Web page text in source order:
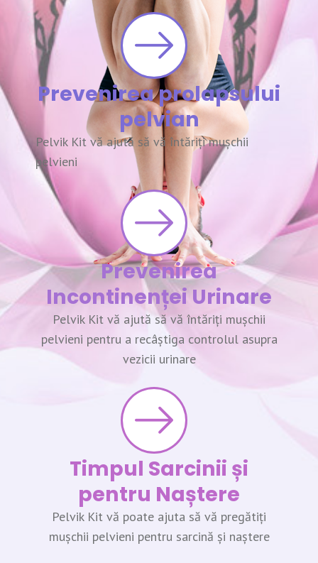
Prevenirea prolapsului
pelvian
Pelvik Kit vă ajută să vă întăriți mușchii
pelvieni
Prevenirea
Incontinenței Urinare
Pelvik Kit vă ajută să vă întăriți mușchii
pelvieni pentru a recâștiga controlul asupra
vezicii urinare
Timpul Sarcinii și
pentru Naștere
Pelvik Kit vă poate ajuta să vă pregătiți
mușchii pelvieni pentru sarcină și naștere